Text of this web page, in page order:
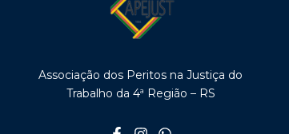
Associação dos Peritos na Justiça do
Trabalho da 4ª Região – RS